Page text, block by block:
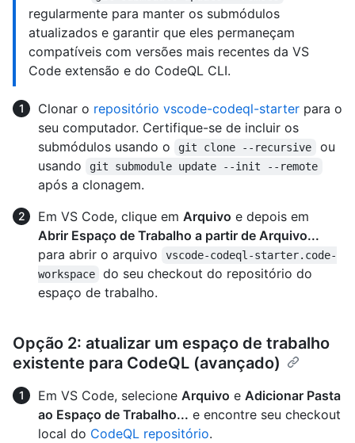
regularmente para manter os submódulos
atualizados e garantir que eles permaneçam
compatíveis com versões mais recentes da VS
Code extensão e do CodeQL CLI.
Clonar o repositório vscode-codeql-starter para o
seu computador. Certifique-se de incluir os
submódulos usando o
git clone --recursive
ou
usando
git submodule update --init --remote
após a clonagem.
Em VS Code, clique em Arquivo e depois em
Abrir Espaço de Trabalho a partir de Arquivo...
para abrir o arquivo
vscode-codeql-starter.code-
workspace
do seu checkout do repositório do
espaço de trabalho.
Opção 2: atualizar um espaço de trabalho
existente para CodeQL (avançado)
Em VS Code, selecione Arquivo e Adicionar Pasta
ao Espaço de Trabalho... e encontre seu checkout
local do CodeQL repositório.